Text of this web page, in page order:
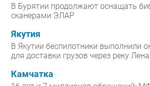
В Бурятии продолжают оснащать
сканерами ЭЛАР
Якутия
В Якутии беспилотники выполнили
для доставки грузов через реку Лена
Камчатка